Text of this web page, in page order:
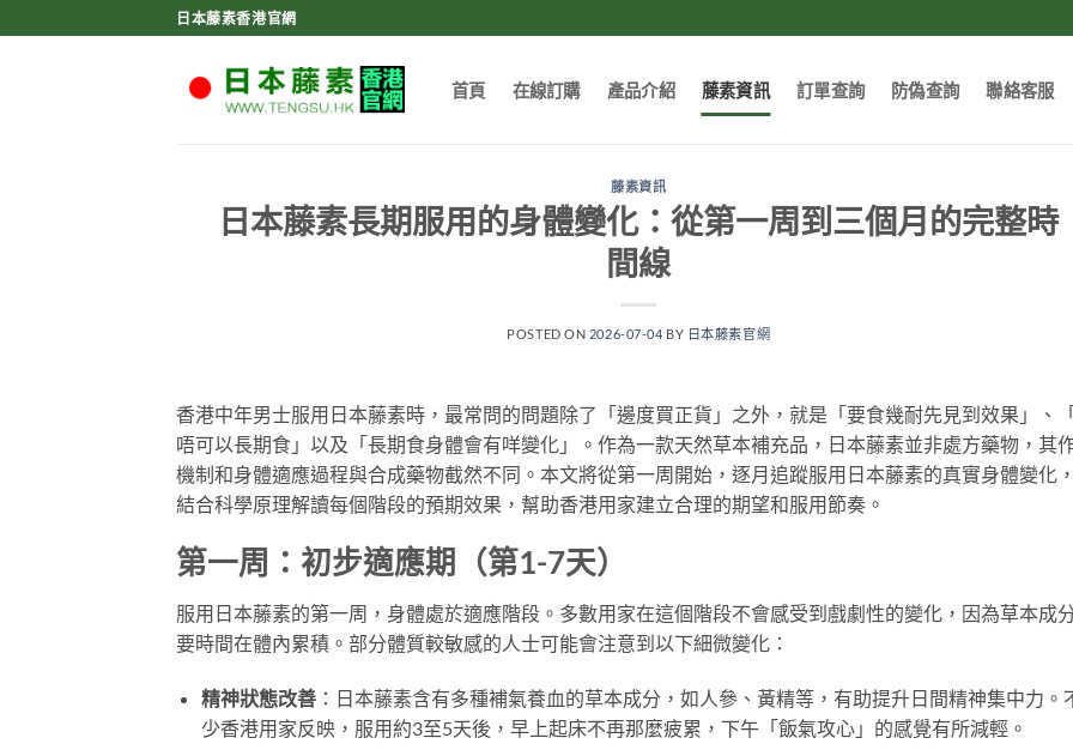
to
日本藤素香港官網
首頁 在線訂購 產品介紹 藤素資訊 訂單查詢 防偽查詢 聯絡客服
藤素資訊
日本藤素長期服用的身體變化：從第一周到三個月的完整時
間線
POSTED ON 2026-07-04 BY 日本藤素官網
香港中年男士服用日本藤素時，最常問的問題除了「邊度買正貨」之外，就是「要食幾耐先見到效果」、
唔可以長期食」以及「長期食身體會有咩變化」。作為一款天然草本補充品，日本藤素並非處方藥物，其
機制和身體適應過程與合成藥物截然不同。本文將從第一周開始，逐月追蹤服用日本藤素的真實身體變化
結合科學原理解讀每個階段的預期效果，幫助香港用家建立合理的期望和服用節奏。
第一周：初步適應期（第1-7天）
服用日本藤素的第一周，身體處於適應階段。多數用家在這個階段不會感受到戲劇性的變化，因為草本成
要時間在體內累積。部分體質較敏感的人士可能會注意到以下細微變化：
精神狀態改善：日本藤素含有多種補氣養血的草本成分，如人參、黃精等，有助提升日間精神集中力。
少香港用家反映，服用約3至5天後，早上起床不再那麼疲累，下午「飯氣攻心」的感覺有所減輕。